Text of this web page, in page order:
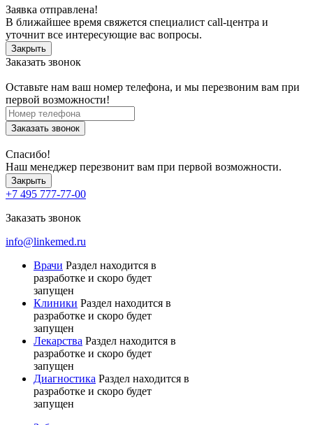
Заявка отправлена!
В ближайшее время свяжется специалист call-центра и
уточнит все интересующие вас вопросы.
Закрыть
Заказать звонок
Оставьте нам ваш номер телефона, и мы перезвоним вам при
первой возможности!
Заказать звонок
Спасибо!
Наш менеджер перезвонит вам при первой возможности.
Закрыть
+7 495 777-77-00
Заказать звонок
info@linkemed.ru
Врачи Раздел находится в
разработке и скоро будет
запущен
Клиники Раздел находится в
разработке и скоро будет
запущен
Лекарства Раздел находится в
разработке и скоро будет
запущен
Диагностика Раздел находится в
разработке и скоро будет
запущен